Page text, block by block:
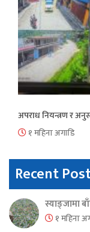
अपराध नियन्त्रण र
१ महिना अगाडि
Recent
स्याङ्जामा
१ महिना